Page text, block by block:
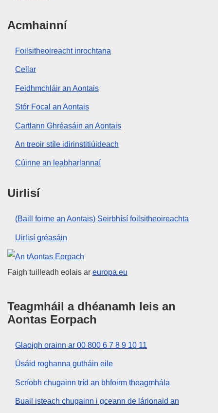
Acmhainní
Foilsitheoireacht inrochtana
Cellar
Feidhmchláir an Aontais
Stór Focal an Aontais
Cartlann Ghréasáin an Aontais
An treoir stíle idirinstitiúideach
Cúinne an leabharlannaí
Uirlisí
(Baill foirne an Aontais) Seirbhísí foilsitheoireachta
Uirlisí gréasáin
An tAontas Eorpach
Faigh tuilleadh eolais ar europa.eu
Teagmháil a dhéanamh leis an
Aontas Eorpach
Glaoigh orainn ar 00 800 6 7 8 9 10 11
Úsáid roghanna gutháin eile
Scríobh chugainn tríd an bhfoirm theagmhála
Buail isteach chugainn i gceann de lárionaid an